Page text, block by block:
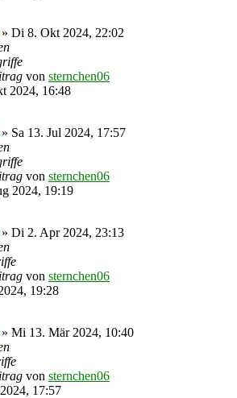
» Di 8. Okt 2024, 22:02
von sternchen06
2024, 16:48
» Sa 13. Jul 2024, 17:57
von sternchen06
2024, 19:19
» Di 2. Apr 2024, 23:13
von sternchen06
19:28
» Mi 13. Mär 2024, 10:40
von sternchen06
17:57